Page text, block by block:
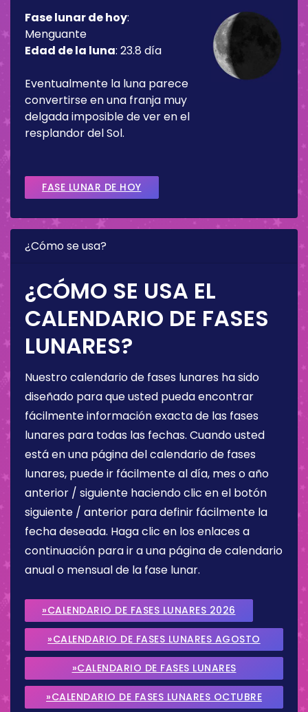
Fase lunar de hoy:
Menguante
Edad de la luna: 23.8 día
Eventualmente la luna parece
convertirse en una franja muy
delgada imposible de ver en el
resplandor del Sol.
FASE LUNAR DE HOY
¿Cómo se usa?
¿CÓMO SE USA EL
CALENDARIO DE FASES
LUNARES?
Nuestro calendario de fases lunares ha sido
diseñado para que usted pueda encontrar
fácilmente información exacta de las fases
lunares para todas las fechas. Cuando usted
está en una página del calendario de fases
lunares, puede ir fácilmente al día, mes o año
anterior / siguiente haciendo clic en el botón
siguiente / anterior para definir fácilmente la
fecha deseada. Haga clic en los enlaces a
continuación para ir a una página de calendario
anual o mensual de la fase lunar.
»CALENDARIO DE FASES LUNARES 2026
»CALENDARIO DE FASES LUNARES AGOSTO
2026
»CALENDARIO DE FASES LUNARES
SEPTIEMBRE 2026
»CALENDARIO DE FASES LUNARES OCTUBRE